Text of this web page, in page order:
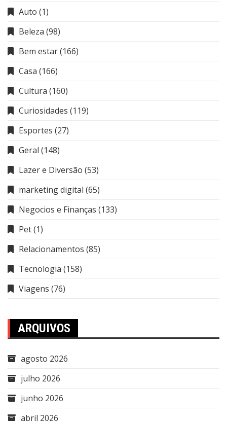
Auto (1)
Beleza (98)
Bem estar(166)
Casa (166)
Cultura (160)
Curiosidades (119)
Esportes (27)
Geral (148)
Lazer e Diversão (53)
marketing digital (65)
Negocios e Finanças (133)
Pet(1)
Relacionamentos (85)
Tecnologia (158)
Viagens (76)
ARQUIVOS
agosto 2026
julho 2026
junho 2026
abril 2026